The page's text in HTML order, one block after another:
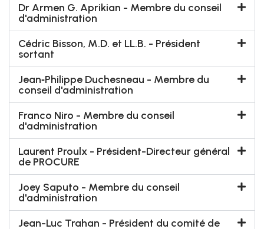
Dr Armen G. Aprikian - Membre du conseil
d'administration
Cédric Bisson, M.D. et LL.B. - Président
sortant
Jean‐Philippe Duchesneau - Membre du
conseil d'administration
Franco Niro - Membre du conseil
d'administration
Laurent Proulx - Président-Directeur général
de PROCURE
Joey Saputo - Membre du conseil
d'administration
Jean-Luc Trahan - Président du comité de